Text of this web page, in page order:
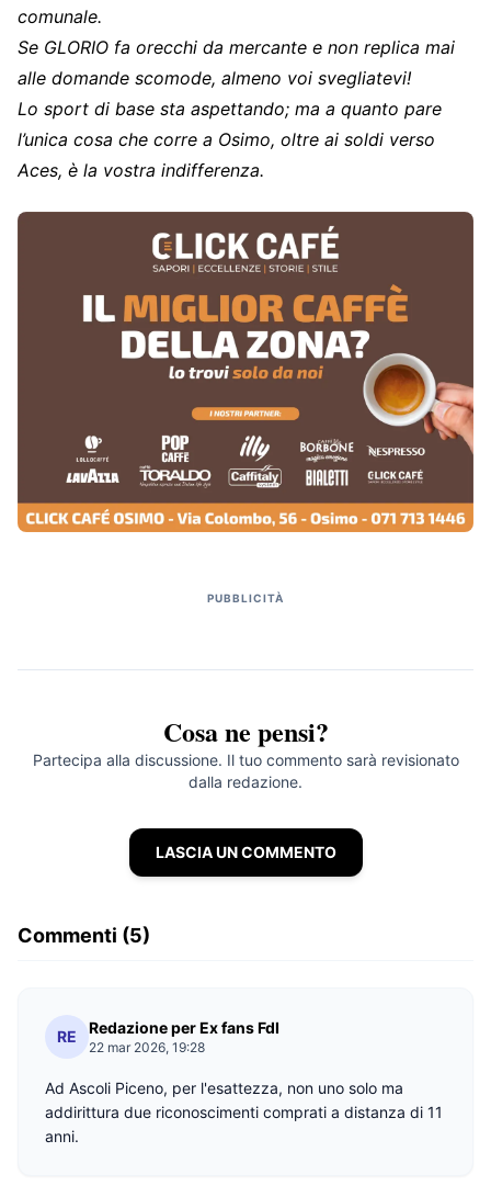
comunale.
Se GLORIO fa orecchi da mercante e non replica mai
alle domande scomode, almeno voi svegliatevi!
Lo sport di base sta aspettando; ma a quanto pare
l’unica cosa che corre a Osimo, oltre ai soldi verso
Aces, è la vostra indifferenza.
PUBBLICITÀ
Cosa ne pensi?
Partecipa alla discussione. Il tuo commento sarà revisionato
dalla redazione.
LASCIA UN COMMENTO
Commenti (5)
RE Redazione per Ex fans FdI
22 mar 2026, 19:28
Ad Ascoli Piceno, per l'esattezza, non uno solo ma
addirittura due riconoscimenti comprati a distanza di 11
anni.